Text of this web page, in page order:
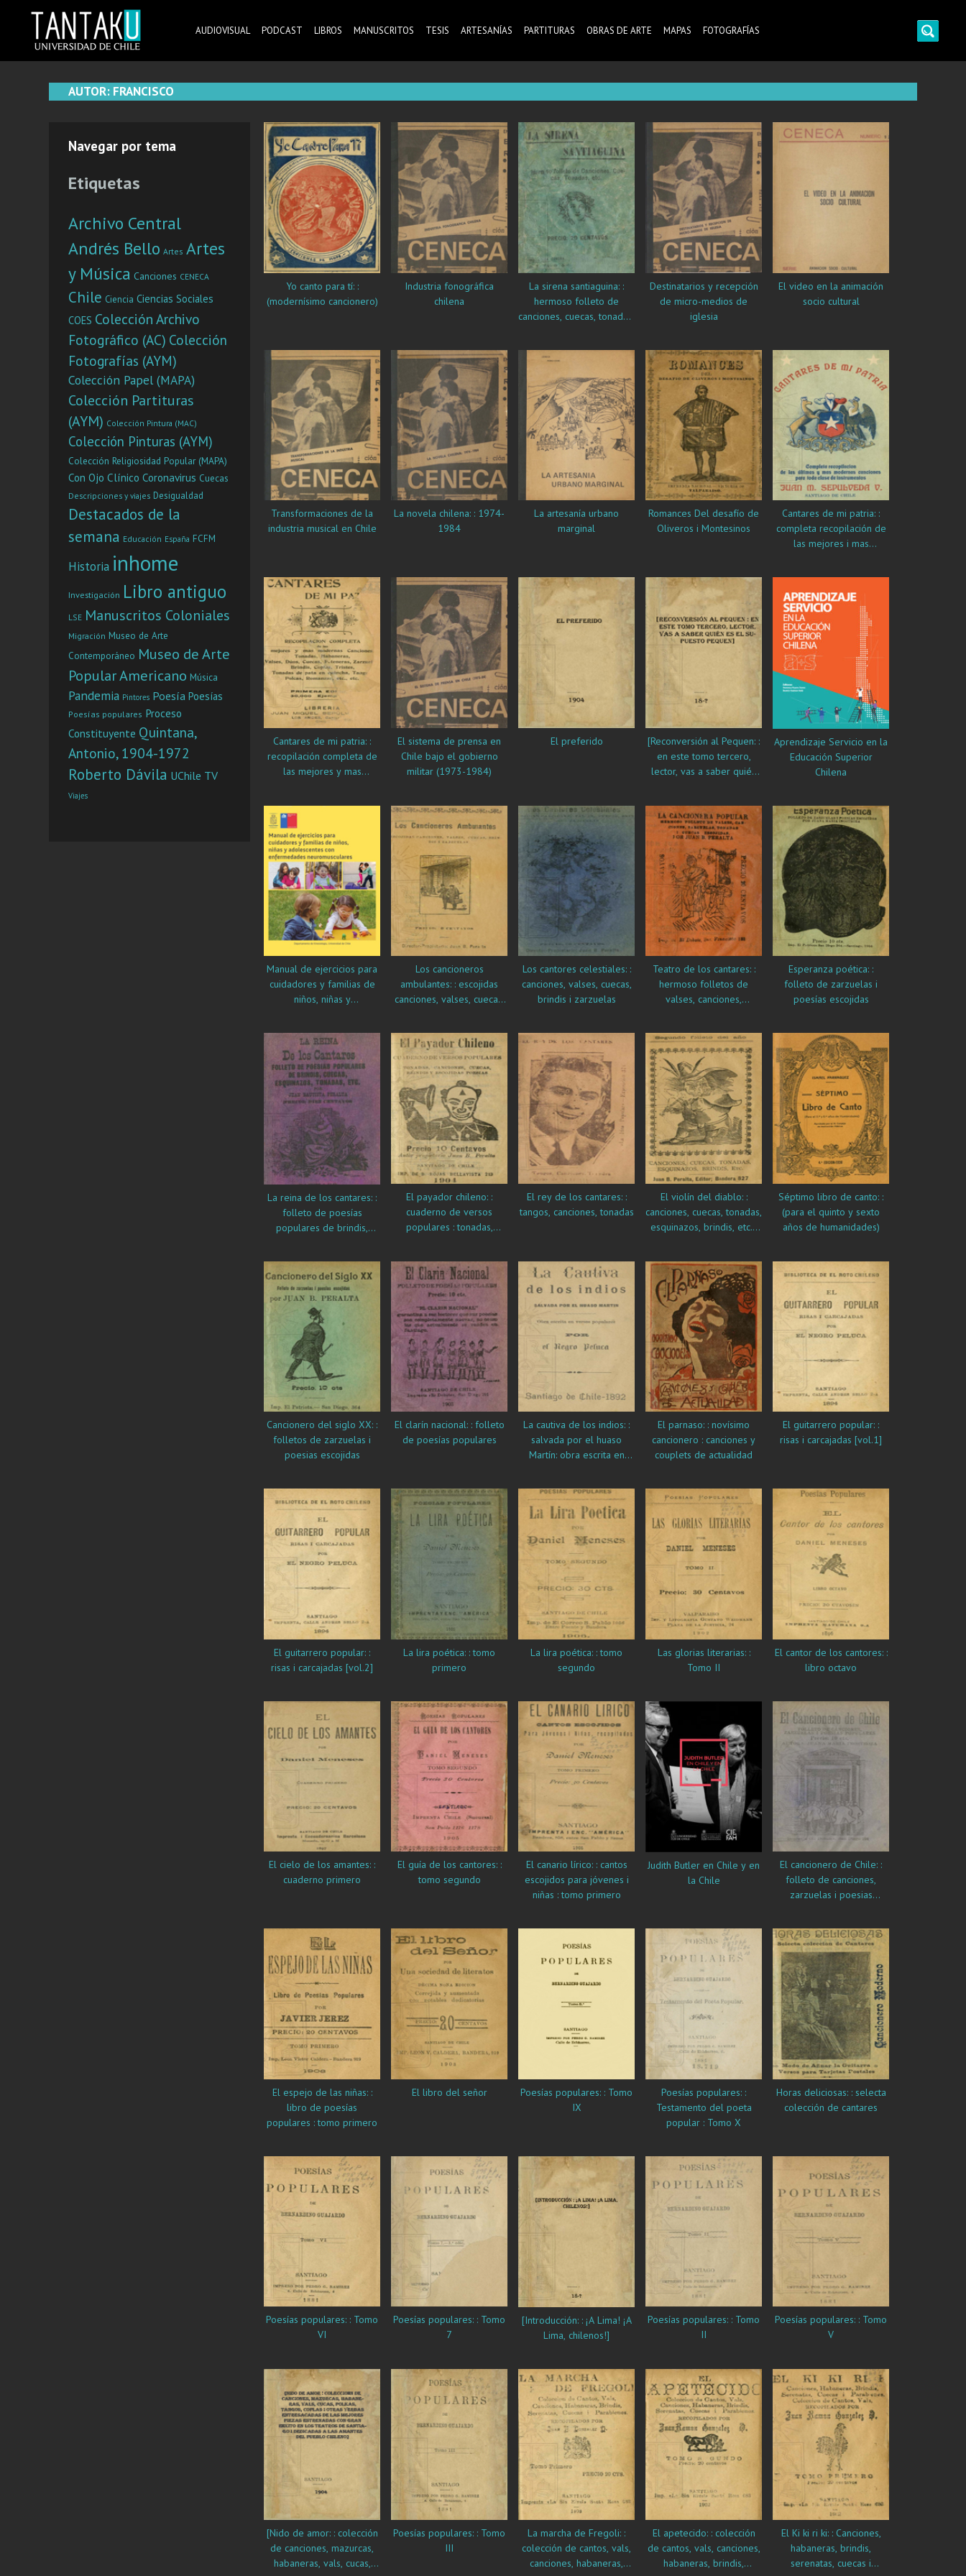
content
AUDIOVISUAL PODCAST LIBROS MANUSCRITOS TESIS ARTESANÍAS PARTITURAS OBRAS DE ARTE MAPAS FOTOGRAFÍAS
AUTOR: FRANCISCO
Navegar por tema
Etiquetas
Archivo Central
Andrés Bello Artes Artes
y Música Canciones CENECA
Chile Ciencia Ciencias Sociales
COES Colección Archivo
Fotográfico (AC) Colección
Fotografías (AYM)
Colección Papel (MAPA)
Colección Partituras
(AYM) Colección Pintura (MAC)
Colección Pinturas (AYM)
Colección Religiosidad Popular (MAPA)
Con Ojo Clínico Coronavirus Cuecas
Descripciones y viajes Desigualdad
Destacados de la
semana Educación España FCFM
Historia inhome
Investigación Libro antiguo
LSE Manuscritos Coloniales
Migración Museo de Arte
Contemporáneo Museo de Arte
Popular Americano Música
Pandemia Pintores Poesía Poesías
Poesías populares Proceso
Constituyente Quintana,
Antonio, 1904-1972
Roberto Dávila UChile TV
Viajes
Yo canto para tí: :
(modernísimo cancionero)
Industria fonográfica
chilena
La sirena santiaguina: :
hermoso folleto de
canciones, cuecas, tonadas,
Destinatarios y recepción
de micro-medios de
iglesia
El video en la animación
socio cultural
Transformaciones de la
industria musical en Chile
La novela chilena: : 1974-
1984
La artesanía urbano
marginal
Romances Del desafío de
Oliveros i Montesinos
Cantares de mi patria: :
completa recopilación de
las mejores i mas
zarzuelas, tristes, tangos,
tonadas cómicas,
romanzas, serenatas,
vidalitas, etc.
Cantares de mi patria: :
recopilación completa de
las mejores y mas
valses, dúos, cuecas…
El sistema de prensa en
Chile bajo el gobierno
militar (1973-1984)
El preferido
[Reconversión al Pequen: :
en este tomo tercero,
lector, vas a saber quién
Aprendizaje Servicio en la
Educación Superior
Chilena
Manual de ejercicios para
cuidadores y familias de
niños, niñas y
neuromusculares
Los cancioneros
ambulantes: : escojidas
canciones, valses, cuecas,
Los cantores celestiales: :
canciones, valses, cuecas,
brindis i zarzuelas
Teatro de los cantares: :
hermoso folletos de
valses, canciones,
Esperanza poética: :
folleto de zarzuelas i
poesías escojidas
La reina de los cantares: :
folleto de poesías
populares de brindis,
El payador chileno: :
cuaderno de versos
populares : tonadas,
El rey de los cantares: :
tangos, canciones, tonadas
El violín del diablo: :
canciones, cuecas, tonadas,
esquinazos, brindis, etc. :
Séptimo libro de canto: :
(para el quinto y sexto
años de humanidades)
Cancionero del siglo XX: :
folletos de zarzuelas i
poesias escojidas
El clarín nacional: : folleto
de poesías populares
La cautiva de los indios: :
salvada por el huaso
Martín: obra escrita en
El parnaso: : novísimo
cancionero : canciones y
couplets de actualidad
El guitarrero popular: :
risas i carcajadas [vol.1]
El guitarrero popular: :
risas i carcajadas [vol.2]
La lira poética: : tomo
primero
La lira poética: : tomo
segundo
Las glorias literarias: :
Tomo II
El cantor de los cantores: :
libro octavo
El cielo de los amantes: :
cuaderno primero
El guía de los cantores: :
tomo segundo
El canario lírico: : cantos
escojidos para jóvenes i
niñas : tomo primero
Judith Butler en Chile y en
la Chile
El cancionero de Chile: :
folleto de canciones,
zarzuelas i poesias
El espejo de las niñas: :
libro de poesías
populares : tomo primero
El libro del señor
Poesías populares: : Tomo
IX
Poesías populares: :
Testamento del poeta
popular : Tomo X
Horas deliciosas: : selecta
colección de cantares
Poesías populares: : Tomo
VI
Poesías populares: : Tomo
7
[Introducción: : ¡A Lima! ¡A
Lima, chilenos!]
Poesías populares: : Tomo
II
Poesías populares: : Tomo
V
[Nido de amor: : colección
de canciones, mazurcas,
habaneras, vals, cucas,
Poesías populares: : Tomo
III
La marcha de Fregoli: :
colección de cantos, vals,
canciones, habaneras,
El apetecido: : colección
de cantos, vals, canciones,
habaneras, brindis,
El Ki ki ri ki: : Canciones,
habaneras, brindis,
serenatas, cuecas i